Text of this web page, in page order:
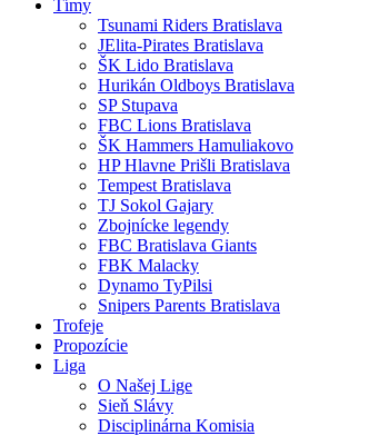
Tímy
Tsunami Riders Bratislava
JElita-Pirates Bratislava
ŠK Lido Bratislava
Hurikán Oldboys Bratislava
SP Stupava
FBC Lions Bratislava
ŠK Hammers Hamuliakovo
HP Hlavne Prišli Bratislava
Tempest Bratislava
TJ Sokol Gajary
Zbojnícke legendy
FBC Bratislava Giants
FBK Malacky
Dynamo TyPilsi
Snipers Parents Bratislava
Trofeje
Propozície
Liga
O Našej Lige
Sieň Slávy
Disciplinárna Komisia